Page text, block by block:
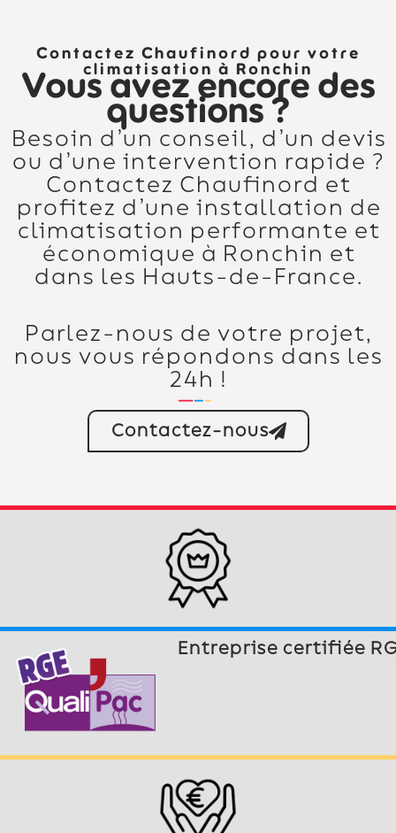
Contactez Chaufinord pour votre
climatisation à Ronchin
Vous avez encore des
questions ?
Besoin d’un conseil, d’un devis
ou d’une intervention rapide ?
Contactez Chaufinord et
profitez d’une installation de
climatisation performante et
économique à Ronchin et
dans les Hauts-de-France.
Parlez-nous de votre projet,
nous vous répondons dans les
24h !
Contactez-nous
Entreprise certifiée